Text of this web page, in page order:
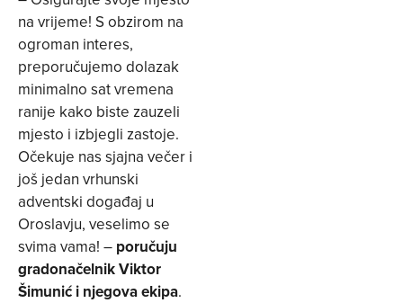
na vrijeme! S obzirom na
ogroman interes,
preporučujemo dolazak
minimalno sat vremena
ranije kako biste zauzeli
mjesto i izbjegli zastoje.
Očekuje nas sjajna večer i
još jedan vrhunski
adventski događaj u
Oroslavju, veselimo se
svima vama! – poručuju
gradonačelnik Viktor
Šimunić i njegova ekipa.